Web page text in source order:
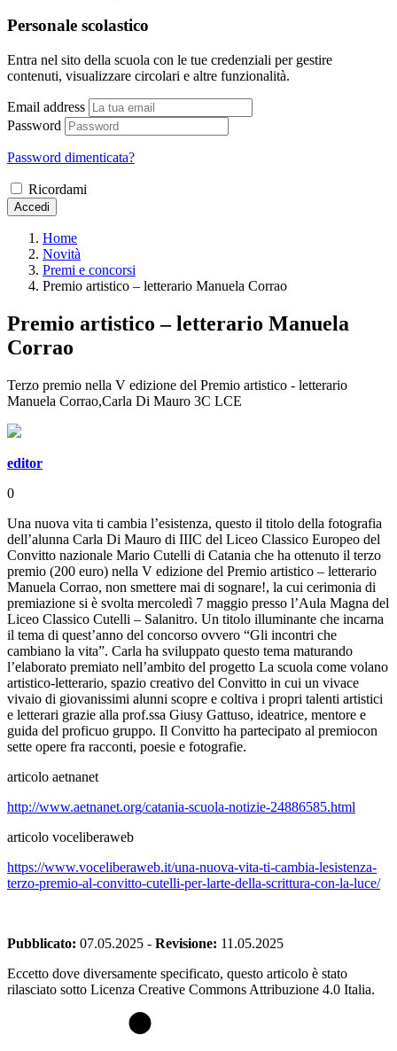
Personale scolastico
Entra nel sito della scuola con le tue credenziali per gestire
contenuti, visualizzare circolari e altre funzionalità.
Email address
Password
Password dimenticata?
Ricordami
Accedi
Home
Novità
Premi e concorsi
Premio artistico – letterario Manuela Corrao
Premio artistico – letterario Manuela
Corrao
Terzo premio nella V edizione del Premio artistico - letterario
Manuela Corrao,Carla Di Mauro 3C LCE
editor
0
Una nuova vita ti cambia l’esistenza, questo il titolo della fotografia
dell’alunna Carla Di Mauro di IIIC del Liceo Classico Europeo del
Convitto nazionale Mario Cutelli di Catania che ha ottenuto il terzo
premio (200 euro) nella V edizione del Premio artistico – letterario
Manuela Corrao, non smettere mai di sognare!, la cui cerimonia di
premiazione si è svolta mercoledì 7 maggio presso l’Aula Magna del
Liceo Classico Cutelli – Salanitro. Un titolo illuminante che incarna
il tema di quest’anno del concorso ovvero “Gli incontri che
cambiano la vita”. Carla ha sviluppato questo tema maturando
l’elaborato premiato nell’ambito del progetto La scuola come volano
artistico-letterario, spazio creativo del Convitto in cui un vivace
vivaio di giovanissimi alunni scopre e coltiva i propri talenti artistici
e letterari grazie alla prof.ssa Giusy Gattuso, ideatrice, mentore e
guida del proficuo gruppo. Il Convitto ha partecipato al premiocon
sette opere fra racconti, poesie e fotografie.
articolo aetnanet
http://www.aetnanet.org/catania-scuola-notizie-24886585.html
articolo voceliberaweb
https://www.voceliberaweb.it/una-nuova-vita-ti-cambia-lesistenza-
terzo-premio-al-convitto-cutelli-per-larte-della-scrittura-con-la-luce/
Pubblicato: 07.05.2025 - Revisione: 11.05.2025
Eccetto dove diversamente specificato, questo articolo è stato
rilasciato sotto Licenza Creative Commons Attribuzione 4.0 Italia.